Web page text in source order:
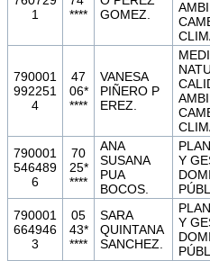
1
****
GOMEZ.
790001
992251
4
47
06*
****
VANESA
PIÑERO P
EREZ.
790001
546489
6
70
25*
****
ANA
SUSANA
PUA
BOCOS.
Y
790001
664946
3
05
43*
****
SARA
QUINTANA
SANCHEZ.
Y